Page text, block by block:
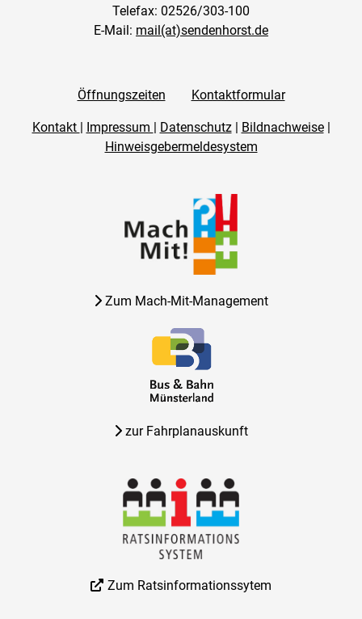
Telefax: 02526/303-100
E-Mail: mail(at)sendenhorst.de
Öffnungszeiten Kontaktformular
Kontakt | Impressum | Datenschutz| Bildnachweise|
Hinweisgebermeldesystem
Zum Mach-Mit-Management
zur Fahrplanauskunft
Zum Ratsinformationssytem